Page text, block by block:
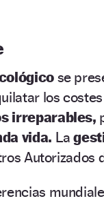
se
los
irreparables,
vida. La
Autorizados